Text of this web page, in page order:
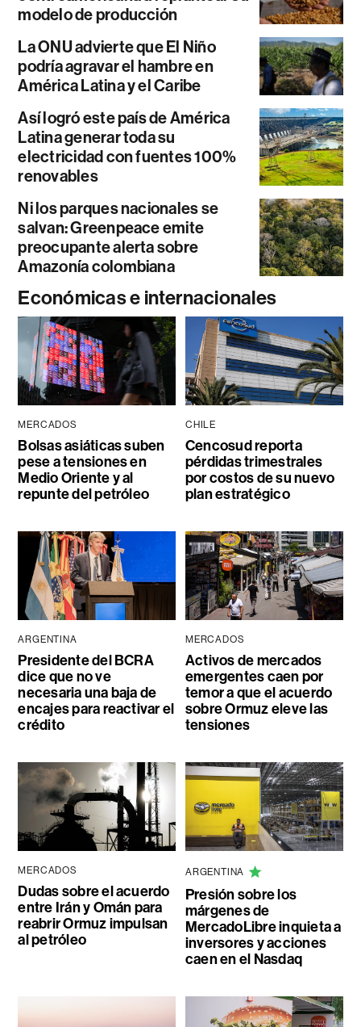
modelo de producción
La ONU advierte que El Niño
podría agravar el hambre en
América Latina y el Caribe
Así logró este país de América
Latina generar toda su
electricidad con fuentes 100%
renovables
Ni los parques nacionales se
salvan: Greenpeace emite
preocupante alerta sobre
Amazonía colombiana
Económicas e internacionales
MERCADOS
Bolsas asiáticas suben
pese a tensiones en
Medio Oriente y al
repunte del petróleo
CHILE
Cencosud reporta
pérdidas trimestrales
por costos de su nuevo
plan estratégico
ARGENTINA
Presidente del BCRA
dice que no ve
necesaria una baja de
encajes para reactivar el
crédito
MERCADOS
Activos de mercados
emergentes caen por
temor a que el acuerdo
sobre Ormuz eleve las
tensiones
MERCADOS
Dudas sobre el acuerdo
entre Irán y Omán para
reabrir Ormuz impulsan
al petróleo
ARGENTINA
Presión sobre los
márgenes de
MercadoLibre inquieta a
inversores y acciones
caen en el Nasdaq